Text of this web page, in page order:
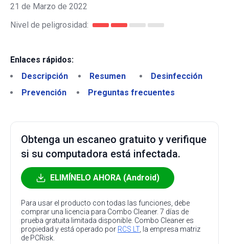
21 de Marzo de 2022
Nivel de peligrosidad:
Enlaces rápidos:
Descripción
Resumen
Desinfección
Prevención
Preguntas frecuentes
Obtenga un escaneo gratuito y verifique
si su computadora está infectada.
ELIMÍNELO AHORA (Android)
Para usar el producto con todas las funciones, debe
comprar una licencia para Combo Cleaner. 7 días de
prueba gratuita limitada disponible. Combo Cleaner es
propiedad y está operado por RCS LT, la empresa matriz
de PCRisk.